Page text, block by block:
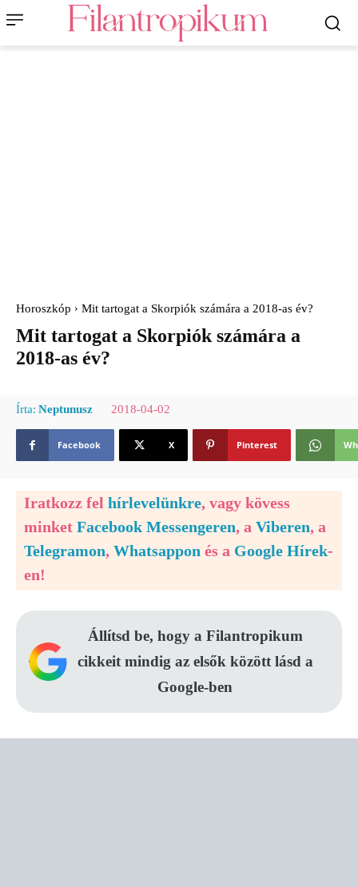
Horoszkóp Mit tartogat a Skorpiók számára a 2018-as év?
Mit tartogat a Skorpiók számára a
2018-as év?
Írta: Neptunusz 2018-04-02
Facebook X Pinterest
Iratkozz fel hírlevelünkre, vagy kövess
minket Facebook Messengeren, a Viberen, a
Telegramon, Whatsappon és a Google Hírek-
en!
Állítsd be, hogy a Filantropikum
cikkeit mindig az elsők között lásd a
Google-ben